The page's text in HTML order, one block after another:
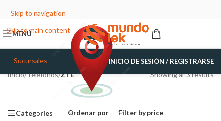
Skip to navigation
Skip to main content
MENÚ
Sucursales INICIO DE SESIÓN / REGISTRARSE
Inicio/Teléfonos/ZTE Showing all 3 results
Categories Ordenar por Filter by price